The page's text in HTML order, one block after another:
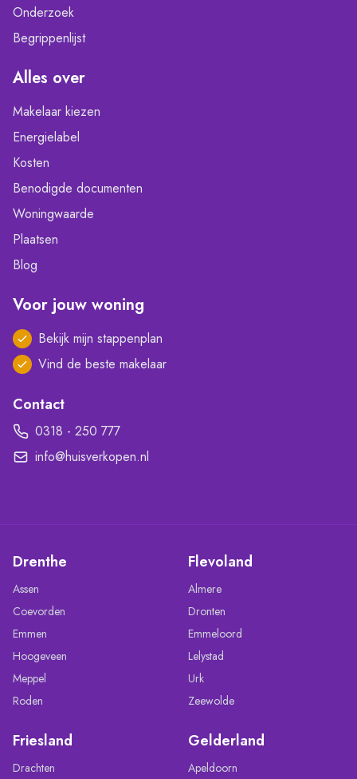
Onderzoek
Begrippenlijst
Alles over
Makelaar kiezen
Energielabel
Kosten
Benodigde documenten
Woningwaarde
Plaatsen
Blog
Voor jouw woning
Bekijk mijn stappenplan
Vind de beste makelaar
Contact
0318 - 250 777
info@huisverkopen.nl
Drenthe
Assen
Coevorden
Emmen
Hoogeveen
Meppel
Roden
Flevoland
Almere
Dronten
Emmeloord
Lelystad
Urk
Zeewolde
Friesland
Drachten
Gelderland
Apeldoorn